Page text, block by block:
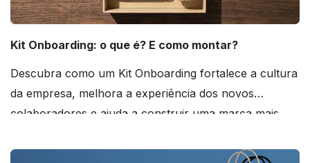
Kit Onboarding: o que é? E como montar?
Descubra como um Kit Onboarding fortalece a cultura
da empresa, melhora a experiência dos novos
colaboradores e ajuda a construir uma marca mais